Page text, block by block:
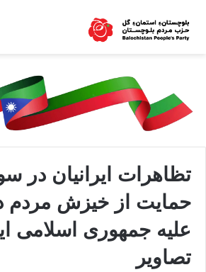
تظاهرات ایرانیان در
حمایت از خیزش مردم
علیه جمهوری اسلامی
تصاویر